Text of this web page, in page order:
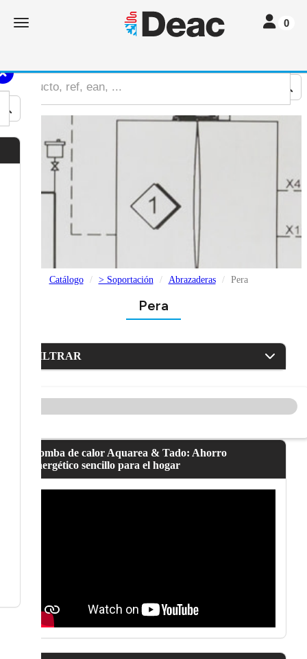
Toggle navigation Toggle
0
Catálogo > Soportación Abrazaderas Pera
Pera
FILTRAR
Bomba de calor Aquarea & Tado: Ahorro
energético sencillo para el hogar